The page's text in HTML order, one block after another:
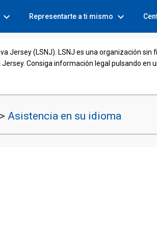
expand_more Representarte a ti mismo expand_more
Jersey (LSNJ). LSNJ es una organización sin
Consiga información legal pulsando en
> Asistencia en su idioma